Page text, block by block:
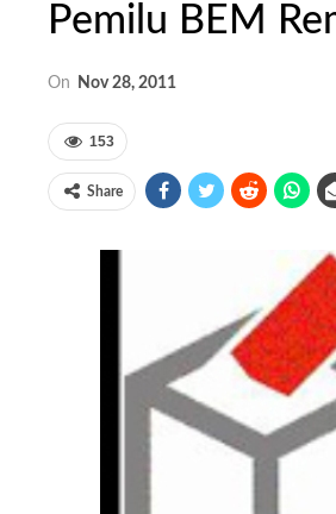
Pemilu BEM
On Nov 28, 2011
153
Share